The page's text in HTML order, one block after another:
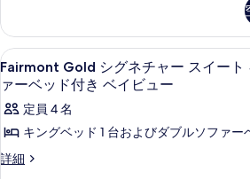
テ
ィ
ビ
ュ
ー
の
す
ィ
ビ
ュ
ー
詳
細
グ
ベ
ッ
ド
1
台
ム
キ
ン
グ
ベ
ッ
ド
台
Fairmont
Gold
シ
グ
ネ
チ
セーフ
10
Fairmont Gold シグネチャー スイート
ァーベッド付き ベイビュー
定員 4 名
キングベッド 1 台およびダブルソファー
詳細
Fairmont